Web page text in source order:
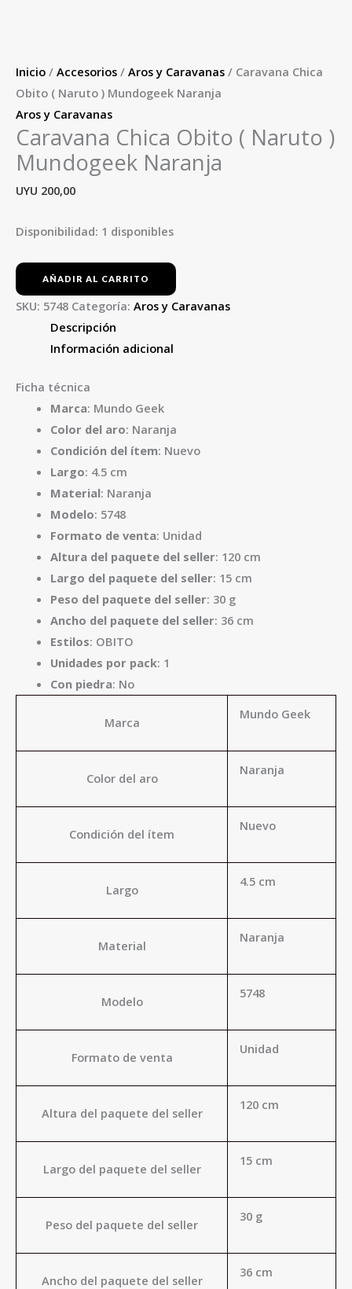
Inicio / Accesorios / Aros y Caravanas / Caravana Chica
Obito ( Naruto ) Mundogeek Naranja
Aros y Caravanas
Caravana Chica Obito ( Naruto )
Mundogeek Naranja
UYU 200,00
Disponibilidad: 1 disponibles
AÑADIR AL CARRITO
SKU: 5748 Categoría: Aros y Caravanas
Descripción
Información adicional
Ficha técnica
Marca: Mundo Geek
Color del aro: Naranja
Condición del ítem: Nuevo
Largo: 4.5 cm
Material: Naranja
Modelo: 5748
Formato de venta: Unidad
Altura del paquete del seller: 120 cm
Largo del paquete del seller: 15 cm
Peso del paquete del seller: 30 g
Ancho del paquete del seller: 36 cm
Estilos: OBITO
Unidades por pack: 1
Con piedra: No
Marca
Mundo Geek
Color del aro
Naranja
Condición del ítem
Nuevo
Largo
4.5 cm
Material
Naranja
Modelo
5748
Formato de venta
Unidad
Altura del paquete del seller
120 cm
Largo del paquete del seller
15 cm
Peso del paquete del seller
30 g
Ancho del paquete del seller
36 cm